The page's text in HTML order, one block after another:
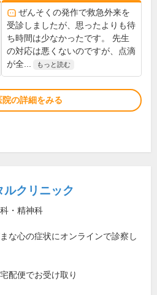
ぜんそくの発作で救急外来を
受診しましたが、思ったよりも待
ち時間は少なかったです。 先生
の対応は悪くないのですが、点滴
が全...
もっと読む
院の詳細をみる
ルクリニック
・精神科
な心の症状にオンラインで診察し
配便でお受け取り